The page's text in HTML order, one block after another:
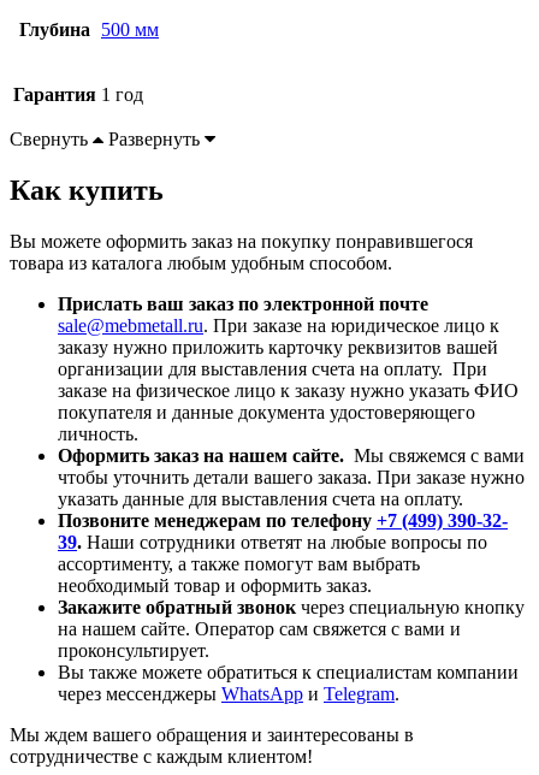
Глубина 500 мм
Гарантия 1 год
Свернуть Развернуть
Как купить
Вы можете оформить заказ на покупку понравившегося
товара из каталога любым удобным способом.
Прислать ваш заказ по электронной почте
sale@mebmetall.ru. При заказе на юридическое лицо к
заказу нужно приложить карточку реквизитов вашей
организации для выставления счета на оплату. При
заказе на физическое лицо к заказу нужно указать ФИО
покупателя и данные документа удостоверяющего
личность.
Оформить заказ на нашем сайте. Мы свяжемся с вами
чтобы уточнить детали вашего заказа. При заказе нужно
указать данные для выставления счета на оплату.
Позвоните менеджерам по телефону +7 (499) 390-32-
39. Наши сотрудники ответят на любые вопросы по
ассортименту, а также помогут вам выбрать
необходимый товар и оформить заказ.
Закажите обратный звонок через специальную кнопку
на нашем сайте. Оператор сам свяжется с вами и
проконсультирует.
Вы также можете обратиться к специалистам компании
через мессенджеры WhatsApp и Telegram.
Мы ждем вашего обращения и заинтересованы в
сотрудничестве с каждым клиентом!